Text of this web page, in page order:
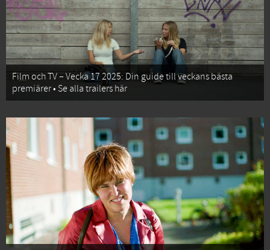
Film och TV – Vecka 17 2025: Din guide till veckans bästa
premiärer • Se alla trailers här